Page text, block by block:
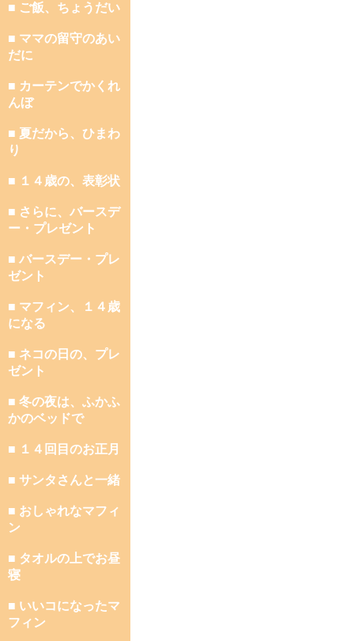
■ ご飯、ちょうだい
■ ママの留守のあい
だに
■ カーテンでかくれ
んぼ
■ 夏だから、ひまわ
り
■ １４歳の、表彰状
■ さらに、バースデ
ー・プレゼント
■ バースデー・プレ
ゼント
■ マフィン、１４歳
になる
■ ネコの日の、プレ
ゼント
■ 冬の夜は、ふかふ
かのベッドで
■ １４回目のお正月
■ サンタさんと一緒
■ おしゃれなマフィ
ン
■ タオルの上でお昼
寝
■ いいコになったマ
フィン